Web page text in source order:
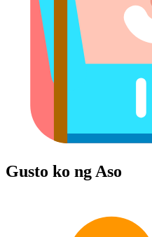
Gusto ko ng Aso